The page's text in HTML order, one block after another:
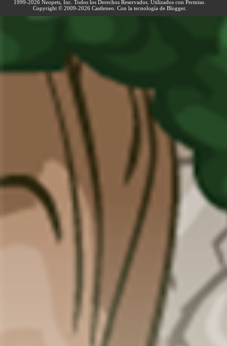
1999-2026 Neopets, Inc. Todos los Derechos Reservados. Utilizados con Permiso.
Copyright © 2009-2026 Castleneo. Con la tecnología de Blogger.